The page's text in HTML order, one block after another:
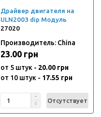
Драйвер двигателя на
ULN2003 dip Модуль
27020
Производитель: China
23.00 грн
от 5 штук - 20.00 грн
от 10 штук - 17.55 грн
Отсутствует